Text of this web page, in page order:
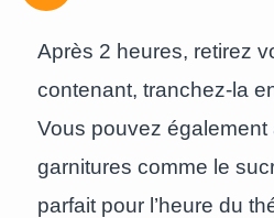
Après 2 heures, retirez
contenant, tranchez-la
Vous pouvez également
garnitures comme le
parfait pour l’heure du